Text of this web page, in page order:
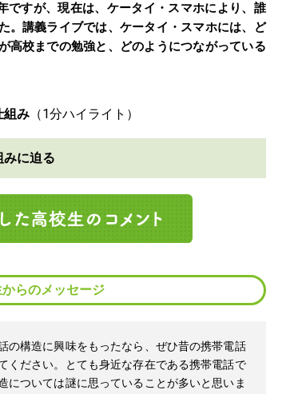
ですが、現在は、ケータイ・スマホにより、誰
。講義ライブでは、ケータイ・スマホには、ど
高校までの勉強と、どのようにつながっている
組み
に迫る
からのメッセージ
の構造に興味をもったなら、ぜひ昔の携帯電話
ください。とても身近な存在である携帯電話で
については謎に思っていることが多いと思いま